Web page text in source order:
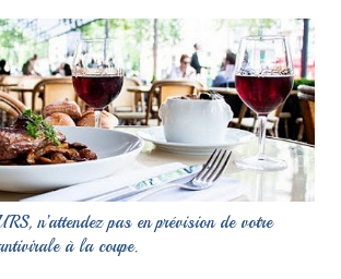
n’attendez pas en prévision de votre
à la coupe.